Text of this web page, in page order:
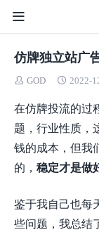
仿牌独立站广
GOD 2022-
在仿牌投流的过
题，行业性质，
钱的成本，但我
的， 稳定才是做
鉴于我自己也每
些问题，我总结